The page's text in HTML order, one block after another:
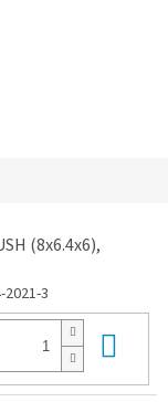
(8x6.4x6),
2021-3